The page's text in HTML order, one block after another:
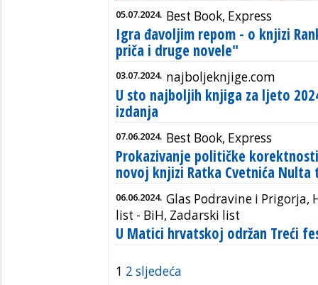
05.07.2024. Best Book, Express
Igra đavoljim repom - o knjizi
priča i druge novele"
03.07.2024. najboljeknjige.com
U sto najboljih knjiga za ljeto
izdanja
07.06.2024. Best Book, Express
Prokazivanje političke
novoj knjizi Ratka Cvetnića
06.06.2024. Glas Podravine i Prigorja,
list - BiH, Zadarski list
U Matici hrvatskoj održan Treći
1 2 sljedeća